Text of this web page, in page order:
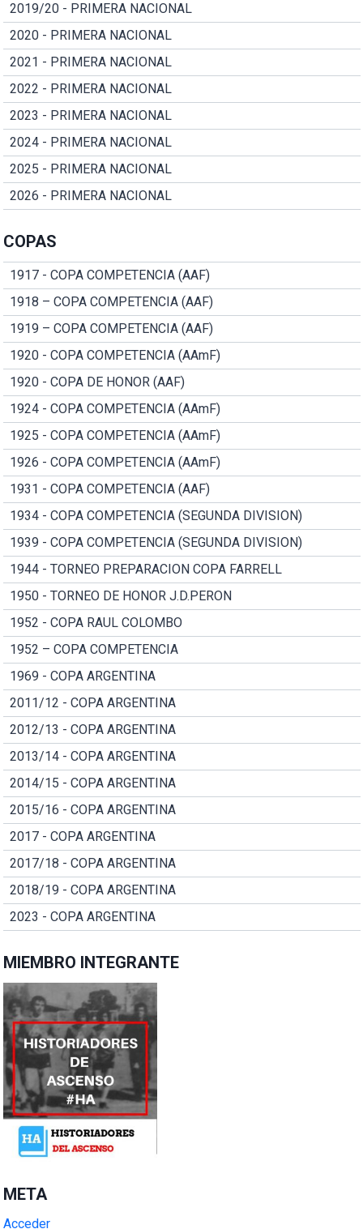
2019/20 - PRIMERA NACIONAL
2020 - PRIMERA NACIONAL
2021 - PRIMERA NACIONAL
2022 - PRIMERA NACIONAL
2023 - PRIMERA NACIONAL
2024 - PRIMERA NACIONAL
2025 - PRIMERA NACIONAL
2026 - PRIMERA NACIONAL
COPAS
1917 - COPA COMPETENCIA (AAF)
1918 – COPA COMPETENCIA (AAF)
1919 – COPA COMPETENCIA (AAF)
1920 - COPA COMPETENCIA (AAmF)
1920 - COPA DE HONOR (AAF)
1924 - COPA COMPETENCIA (AAmF)
1925 - COPA COMPETENCIA (AAmF)
1926 - COPA COMPETENCIA (AAmF)
1931 - COPA COMPETENCIA (AAF)
1934 - COPA COMPETENCIA (SEGUNDA DIVISION)
1939 - COPA COMPETENCIA (SEGUNDA DIVISION)
1944 - TORNEO PREPARACION COPA FARRELL
1950 - TORNEO DE HONOR J.D.PERON
1952 - COPA RAUL COLOMBO
1952 – COPA COMPETENCIA
1969 - COPA ARGENTINA
2011/12 - COPA ARGENTINA
2012/13 - COPA ARGENTINA
2013/14 - COPA ARGENTINA
2014/15 - COPA ARGENTINA
2015/16 - COPA ARGENTINA
2017 - COPA ARGENTINA
2017/18 - COPA ARGENTINA
2018/19 - COPA ARGENTINA
2023 - COPA ARGENTINA
MIEMBRO INTEGRANTE
META
Acceder